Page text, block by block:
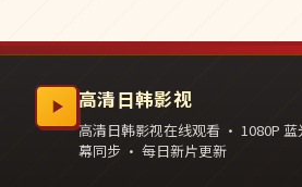
高清日韩影视
高清日韩影视在线观看 · 1080P
幕同步 · 每日新片更新